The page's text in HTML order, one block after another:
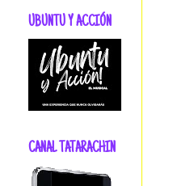
UBUNTU Y ACCIÓN
CANAL TATARACHIN